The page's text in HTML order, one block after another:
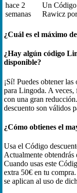
hace 2
semanas
Un Código
Rawicz
¿Cuál es el máximo
¿Hay algún código
disponible?
¡Sí! Puedes obtener
para Lingoda. A veces,
con una gran
descuento son válidos
¿Cómo obtienes el
Usa el Código
Actualmente obtendrás
Cuando usas este
extra 50€ en tu
se aplican al uso de